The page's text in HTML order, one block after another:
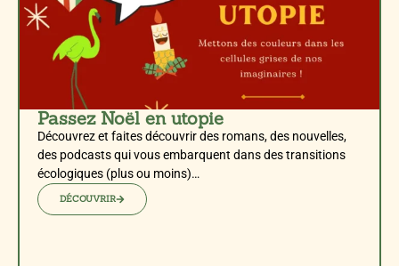
Passez Noël en utopie
Découvrez et faites découvrir des romans, des nouvelles,
des podcasts qui vous embarquent dans des transitions
écologiques (plus ou moins)…
DÉCOUVRIR